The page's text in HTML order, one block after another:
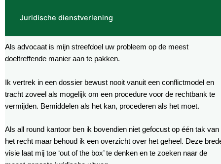
Juridische dienstverlening
Als advocaat is mijn streefdoel uw probleem op de meest
doeltreffende manier aan te pakken.
Ik vertrek in een dossier bewust nooit vanuit een conflictmodel en
tracht zoveel als mogelijk om een procedure voor de rechtbank te
vermijden. Bemiddelen als het kan, procederen als het moet.
Als all round kantoor ben ik bovendien niet gefocust op één tak van
het recht maar behoud ik een overzicht over het geheel. Deze
visie laat mij toe ‘out of the box’ te denken en te zoeken naar de